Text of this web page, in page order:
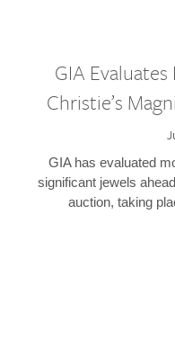
GIA
Christie’s
GIA has evaluated
significant jewels
auction, taking